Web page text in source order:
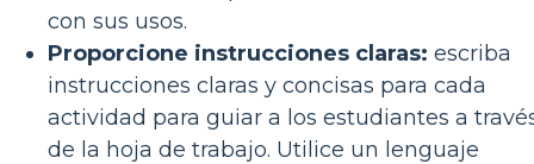
con sus usos.
Proporcione instrucciones claras: escriba
instrucciones claras y concisas para cada
actividad para guiar a los estudiantes a
de la hoja de trabajo. Utilice un lenguaje